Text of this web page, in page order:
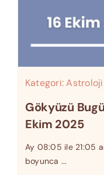
Kategori:Astroloji
Gökyüzü
Ekim 2025
Ay 08:05 ile 21:05
boyunca ...